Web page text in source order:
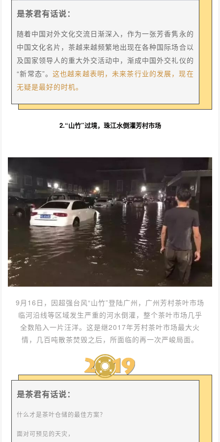
是茶君有话说：
随着中国对外文化交流日渐深入，作为一张芳香隽永的
中国文化名片，茶越来越频繁地出现在各种国际场合以
及国家领导人的重大外交活动中，渐成中国外交礼仪的
“新常态”。这也越来越表明，未来茶行业的发展，现在
无疑是最好的时机。
2.“山竹”过境，珠江水倒灌芳村市场
9月16日，因超强台风“山竹”登陆广州，广州芳村茶叶市场
临河沿线等区域发生严重的河水倒灌，整个茶叶市场几乎
全数陷入一片汪洋。这是继2017年芳村茶叶市场最大火
情，几百吨散茶焚毁之后，所面临的再一次严峻局面。
是茶君有话说：
什么才是茶叶仓储的最佳方案？
面对可预见的天灾，